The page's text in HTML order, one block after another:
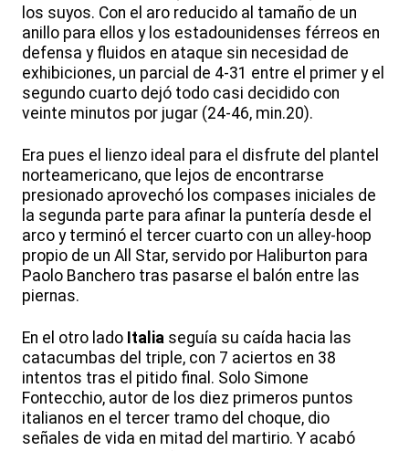
los suyos. Con el aro reducido al tamaño de un
anillo para ellos y los estadounidenses férreos en
defensa y fluidos en ataque sin necesidad de
exhibiciones, un parcial de 4-31 entre el primer y el
segundo cuarto dejó todo casi decidido con
veinte minutos por jugar (24-46, min.20).
Era pues el lienzo ideal para el disfrute del plantel
norteamericano, que lejos de encontrarse
presionado aprovechó los compases iniciales de
la segunda parte para afinar la puntería desde el
arco y terminó el tercer cuarto con un alley-hoop
propio de un All Star, servido por Haliburton para
Paolo Banchero tras pasarse el balón entre las
piernas.
En el otro lado Italia seguía su caída hacia las
catacumbas del triple, con 7 aciertos en 38
intentos tras el pitido final. Solo Simone
Fontecchio, autor de los diez primeros puntos
italianos en el tercer tramo del choque, dio
señales de vida en mitad del martirio. Y acabó